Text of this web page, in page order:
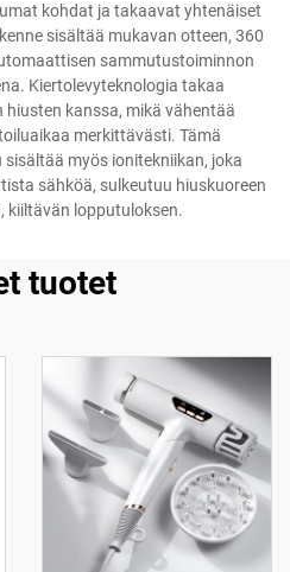
kohdat ja takaavat yhtenäiset
sisältää mukavan otteen, 360
sammutustoiminnon
Kiertolevyteknologia takaa
kanssa, mikä vähentää
merkittävästi. Tämä
myös ionitekniikan, joka
sähköä, sulkeutuu hiuskuoreen
kiiltävän lopputuloksen.
tuotet